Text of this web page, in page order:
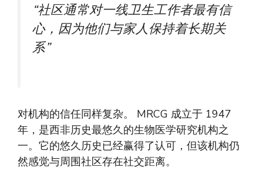
“社区通常对一线卫生工作者最有信
心，因为他们与家人保持着长期关
系”
对机构的信任同样复杂。 MRCG 成立于 1947
年，是西非历史最悠久的生物医学研究机构之
一。它的悠久历史已经赢得了认可，但该机构仍
然感觉与周围社区存在社交距离。